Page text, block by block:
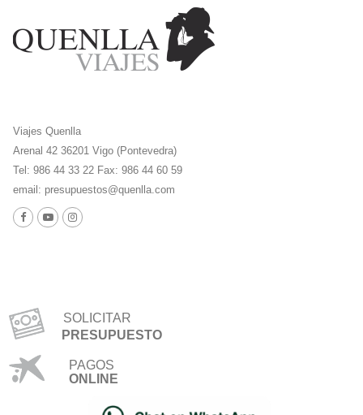
Viajes Quenlla
Arenal 42 36201 Vigo (Pontevedra)
Tel: 986 44 33 22 Fax: 986 44 60 59
email: presupuestos@quenlla.com
SOLICITAR
PRESUPUESTO
PAGOS
ONLINE